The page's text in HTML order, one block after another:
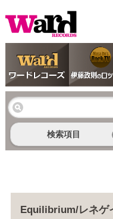
検索項目
Equilibrium/レネゲ